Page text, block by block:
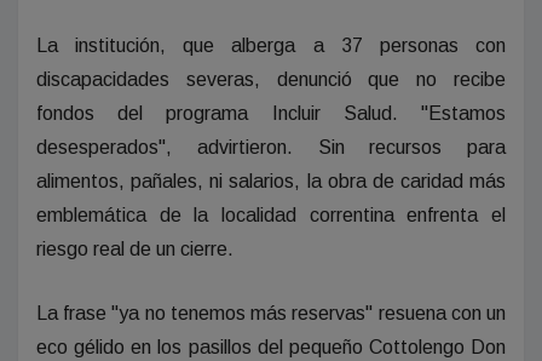
La institución, que alberga a 37 personas con
discapacidades severas, denunció que no recibe
fondos del programa Incluir Salud. "Estamos
desesperados", advirtieron. Sin recursos para
alimentos, pañales, ni salarios, la obra de caridad más
emblemática de la localidad correntina enfrenta el
riesgo real de un cierre.
La frase "ya no tenemos más reservas" resuena con un
eco gélido en los pasillos del pequeño Cottolengo Don